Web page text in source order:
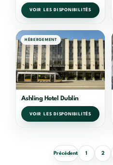
VOIR LES DISPONIBILITÉS
HÉBERGEMENT
Ashling Hotel Dublin
VOIR LES DISPONIBILITÉS
Précédent 1 2